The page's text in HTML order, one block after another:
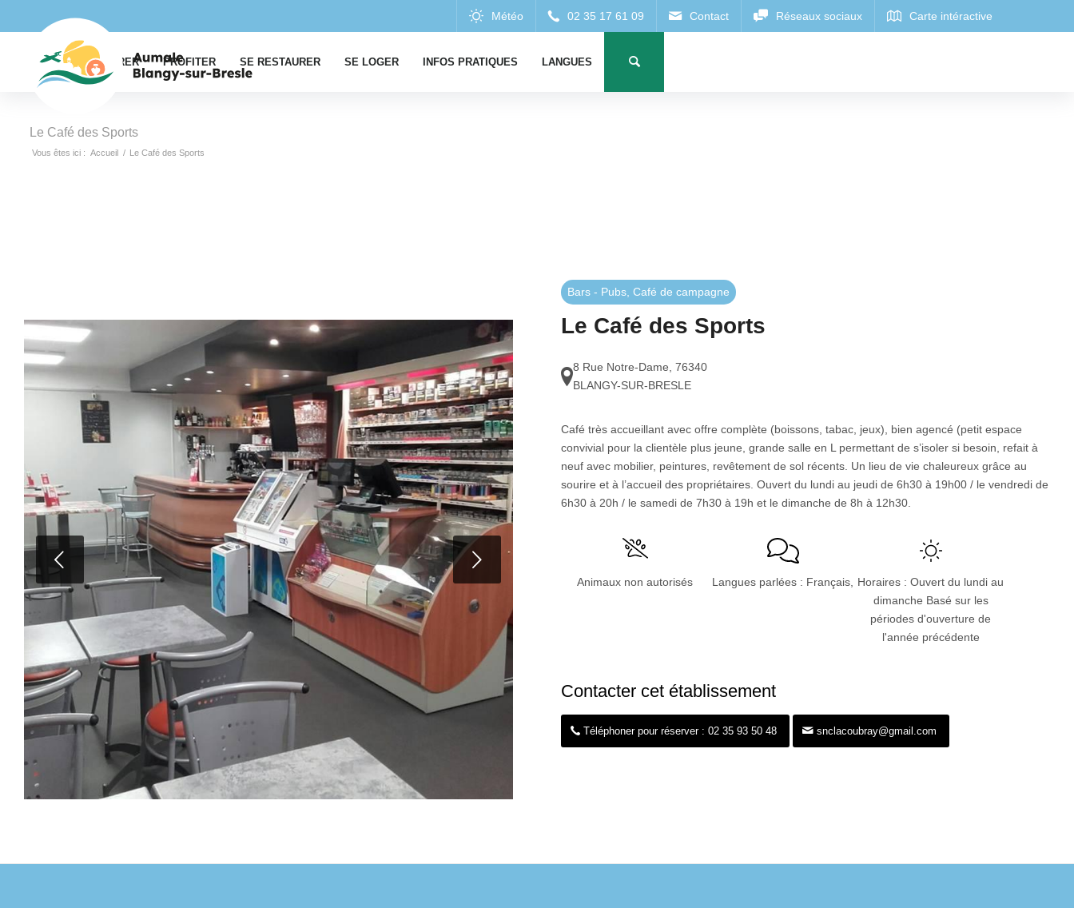
EXPLORER PROFITER SE RESTAURER SE LOGER INFOS PRATIQUES LANGUES
Le Café des Sports
Vous êtes ici : Accueil / Le Café des Sports
Suivant
Bars - Pubs, Café de campagne
Le Café des Sports
8 Rue Notre-Dame 76340
BLANGY-SUR-BRESLE
Café très accueillant avec offre complète (boissons, tabac, jeux), bien agencé (petit espace
convivial pour la clientèle plus jeune, grande salle en L permettant de s’isoler si besoin, refait à
neuf avec mobilier, peintures, revêtement de sol récents. Un lieu de vie chaleureux grâce au
sourire et à l’accueil des propriétaires. Ouvert du lundi au jeudi de 6h30 à 19h00 / le vendredi de
6h30 à 20h / le samedi de 7h30 à 19h et le dimanche de 8h à 12h30.
Animaux non autorisés Langues parlées : Français,
Horaires : Ouvert du lundi au
dimanche Basé sur les
périodes d'ouverture de
l'année précédente
Contacter cet établissement
Téléphoner pour réserver : 02 35 93 50 48 snclacoubray@gmail.com